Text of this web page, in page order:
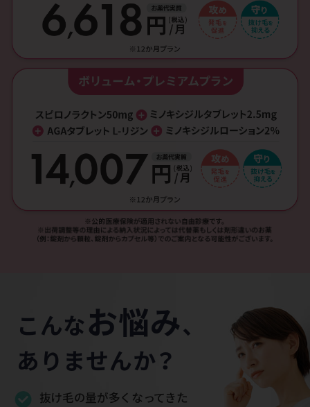
こんなお悩み、
ありませんか？
抜け毛の量が多くなってきた